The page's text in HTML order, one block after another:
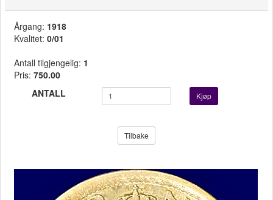
Årgang: 1918
Kvalitet: 0/01
Antall tilgjengelig: 1
Pris: 750.00
ANTALL
Kjøp
Tilbake